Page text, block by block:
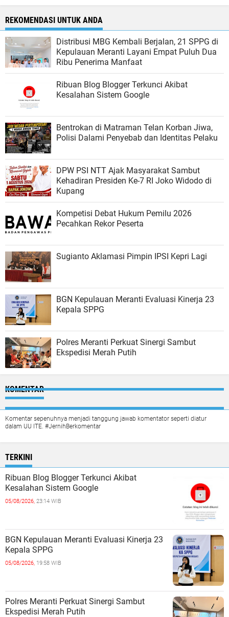
REKOMENDASI UNTUK ANDA
Distribusi MBG Kembali Berjalan, 21 SPPG di
Kepulauan Meranti Layani Empat Puluh Dua
Ribu Penerima Manfaat
Ribuan Blog Blogger Terkunci Akibat
Kesalahan Sistem Google
Bentrokan di Matraman Telan Korban Jiwa,
Polisi Dalami Penyebab dan Identitas Pelaku
DPW PSI NTT Ajak Masyarakat Sambut
Kehadiran Presiden Ke-7 RI Joko Widodo di
Kupang
Kompetisi Debat Hukum Pemilu 2026
Pecahkan Rekor Peserta
Sugianto Aklamasi Pimpin IPSI Kepri Lagi
BGN Kepulauan Meranti Evaluasi Kinerja 23
Kepala SPPG
Polres Meranti Perkuat Sinergi Sambut
Ekspedisi Merah Putih
KOMENTAR
Komentar sepenuhnya menjadi tanggung jawab komentator seperti diatur
dalam UU ITE. #JernihBerkomentar
TERKINI
Ribuan Blog Blogger Terkunci Akibat
Kesalahan Sistem Google
05/08/2026, 23:14 WIB
BGN Kepulauan Meranti Evaluasi Kinerja 23
Kepala SPPG
05/08/2026, 19:58 WIB
Polres Meranti Perkuat Sinergi Sambut
Ekspedisi Merah Putih